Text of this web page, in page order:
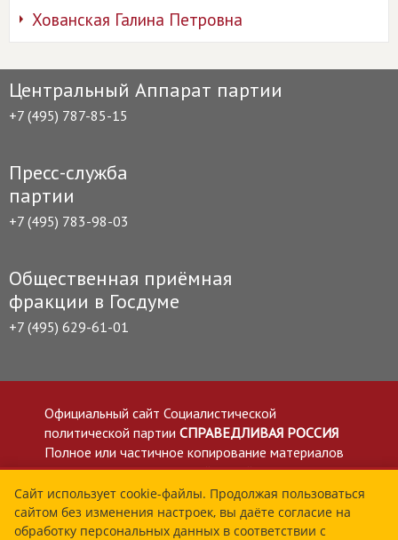
Хованская Галина Петровна
Центральный Аппарат партии
+7 (495) 787-85-15
Пресс-служба
партии
+7 (495) 783-98-03
Общественная приёмная
фракции в Госдуме
+7 (495) 629-61-01
Официальный сайт Социалистической
политической партии СПРАВЕДЛИВАЯ РОССИЯ
Полное или частичное копирование материалов
приветствуется со ссылкой на сайт spravedlivo.ru
Политика в отношении обработки персональных
данных
Все материалы сайта spravedlivo.ru доступны по
Сайт использует cookie-файлы. Продолжая пользоваться
сайтом без изменения настроек, вы даёте согласие на
обработку персональных данных в соответствии с